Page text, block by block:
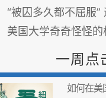
“被囚多久都不屈服” 遇
美国大学奇奇怪怪的校
一周点
如何在美